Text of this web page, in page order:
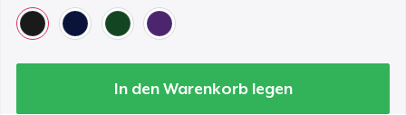
In den Warenkorb legen